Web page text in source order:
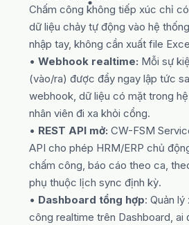
Chấm công không tiếp xúc chỉ
dữ liệu chảy tự động vào hệ
nhập tay, không cần xuất file
•Webhook realtime: Mỗi sự
(vào/ra) được đẩy ngay lập tức
webhook, dữ liệu có mặt trong
nhân viên đi xa khỏi cổng.
• REST API mở: CW-FSM
API cho phép HRM/ERP chủ
chấm công, báo cáo theo ca,
phụ thuộc lịch sync định kỳ.
• Dashboard tổng hợp: Quản
công realtime trên Dashboard, ai